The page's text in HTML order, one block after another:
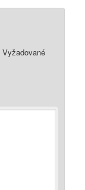
Vyžadované